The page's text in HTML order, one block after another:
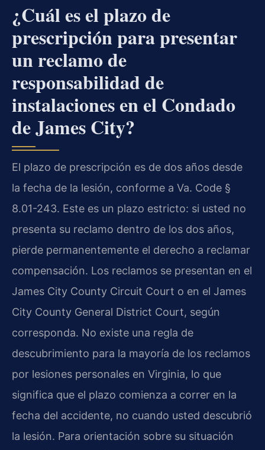
¿Cuál es el plazo de
prescripción para presentar
un reclamo de
responsabilidad de
instalaciones en el Condado
de James City?
El plazo de prescripción es de dos años desde
la fecha de la lesión, conforme a Va. Code §
8.01-243. Este es un plazo estricto: si usted no
presenta su reclamo dentro de los dos años,
pierde permanentemente el derecho a reclamar
compensación. Los reclamos se presentan en el
James City County Circuit Court o en el James
City County General District Court, según
corresponda. No existe una regla de
descubrimiento para la mayoría de los reclamos
por lesiones personales en Virginia, lo que
significa que el plazo comienza a correr en la
fecha del accidente, no cuando usted descubrió
la lesión. Para orientación sobre su situación